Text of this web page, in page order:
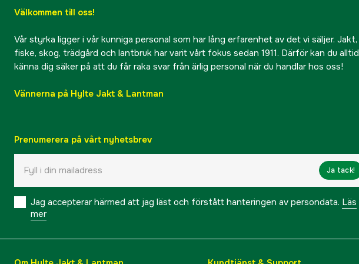
Välkommen till oss!
Vår styrka ligger i vår kunniga personal som har lång erfarenhet av det vi säljer. Jakt,
fiske, skog, trädgård och lantbruk har varit vårt fokus sedan 1911. Därför kan du alltid
känna dig säker på att du får raka svar från ärlig personal när du handlar hos oss!
Vännerna på Hylte Jakt & Lantman
Prenumerera på vårt nyhetsbrev
Ja tack!
Jag accepterar härmed att jag läst och förstått hanteringen av persondata. Läs
mer